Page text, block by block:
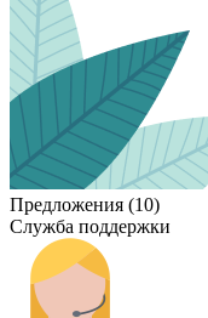
Предложения (10)
Служба поддержки